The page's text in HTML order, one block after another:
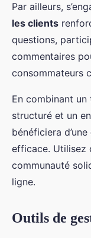
Par ailleurs,
les clients
questions,
commentaires
consommateurs
En combinant
structuré et un
bénéficiera d’une
efficace. Utilisez
communauté
ligne.
Outils de